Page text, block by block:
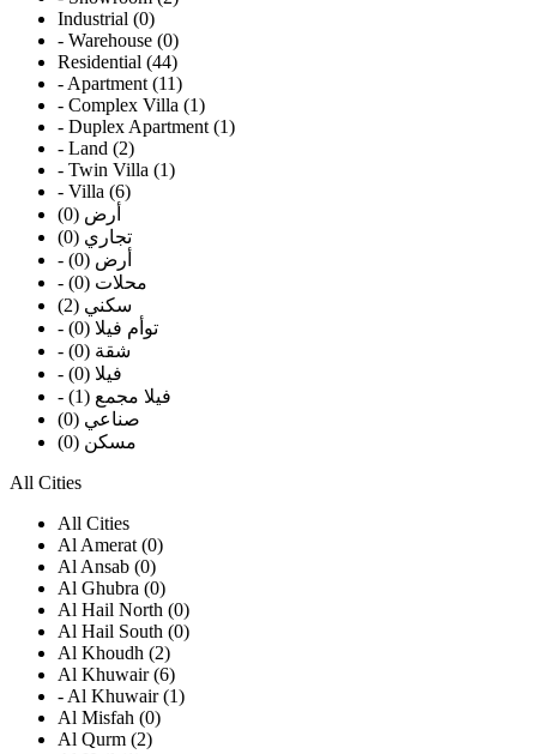
Industrial (0)
- Warehouse (0)
Residential (44)
- Apartment (11)
- Complex Villa (1)
- Duplex Apartment (1)
- Land (2)
- Twin Villa (1)
- Villa (6)
أرض (0)
تجاري (0)
- أرض (0)
- محلات (0)
سكني (2)
- توأم فيلا (0)
- شقة (0)
- فيلا (0)
- فيلا مجمع (1)
صناعي (0)
مسكن (0)
All Cities
All Cities
Al Amerat (0)
Al Ansab (0)
Al Ghubra (0)
Al Hail North (0)
Al Hail South (0)
Al Khoudh (2)
Al Khuwair (6)
- Al Khuwair (1)
Al Misfah (0)
Al Qurm (2)